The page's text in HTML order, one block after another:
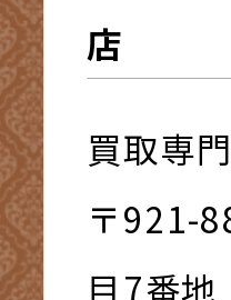
店
買取専
〒921-
⽬7番地